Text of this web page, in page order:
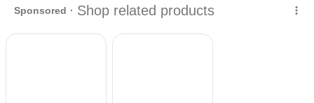
なんか老けた… ☑目の下のたるみ…目が小さくなってきた… ☑唇の周